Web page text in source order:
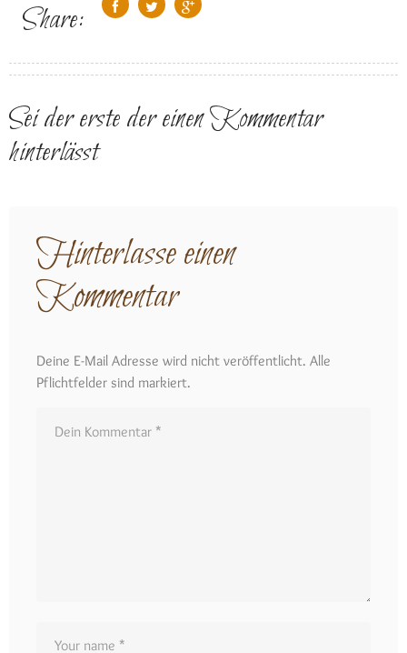
Share:
Sei der erste der einen Kommentar
hinterlässt
Hinterlasse einen
Kommentar
Deine E-Mail Adresse wird nicht veröffentlicht. Alle
Pflichtfelder sind markiert.